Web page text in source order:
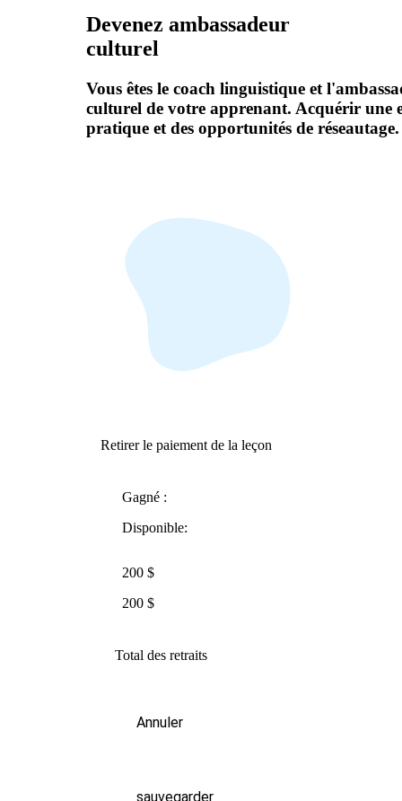
Devenez ambassadeur
culturel
Vous êtes le coach linguistique et
culturel de votre apprenant. Acquérir une
pratique et des opportunités de réseautage.
Retirer le paiement de la leçon
Gagné :
Disponible:
200 $
200 $
Total des retraits
Annuler
sauvegarder